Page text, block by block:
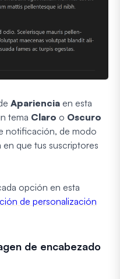
Apariencia en esta
tema Claro o Oscuro
notificación, de modo
en que tus suscriptores
opción en esta
de personalización
de encabezado